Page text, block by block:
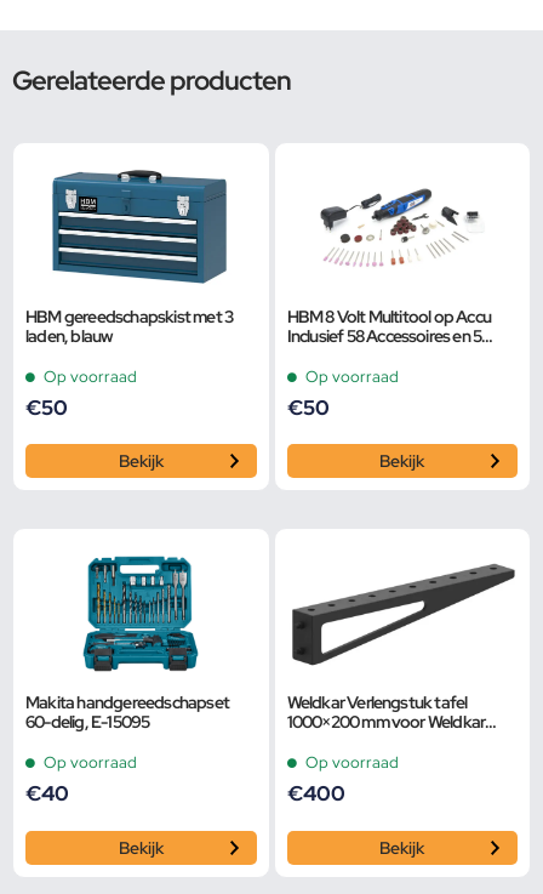
Gerelateerde producten
HBM gereedschapskist met 3
laden, blauw
Op voorraad
€50
Bekijk
HBM 8 Volt Multitool op Accu
Inclusief 58 Accessoires en 5
Op voorraad
€50
Bekijk
Makita handgereedschapset
60-delig, E-15095
Op voorraad
€40
Bekijk
Weldkar Verlengstuk tafel
1000×200 mm voor Weldkar
Op voorraad
€400
Bekijk